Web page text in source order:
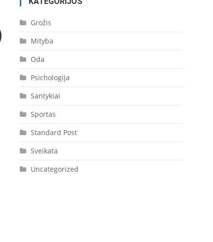
Grožis
Mityba
Oda
Psichologija
Santykiai
Sportas
Standard Post
Sveikata
Uncategorized